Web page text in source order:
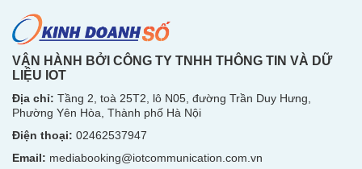
VẬN HÀNH BỞI CÔNG TY TNHH THÔNG TIN VÀ DỮ
LIỆU IOT
Địa chỉ: Tầng 2, toà 25T2, lô N05, đường Trần Duy Hưng,
Phường Yên Hòa, Thành phố Hà Nội
Điện thoại: 02462537947
Email: mediabooking@iotcommunication.com.vn